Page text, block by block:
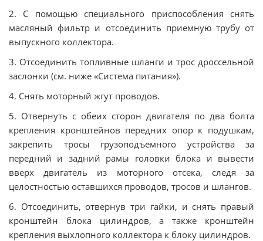
2. С помощью специального приспособления снять
масляный фильтр и отсоединить приемную трубу от
выпускного коллектора.
3. Отсоединить топливные шланги и трос дроссельной
заслонки (см. ниже «Система питания»).
4. Снять моторный жгут проводов.
5. Отвернуть с обеих сторон двигателя по два болта
крепления кронштейнов передних опор к подушкам,
закрепить тросы грузоподъемного устройства за
передний и задний рамы головки блока и вывести
вверх двигатель из моторного отсека, следя за
целостностью оставшихся проводов, тросов и шлангов.
6. Отсоединить, отвернув три гайки, и снять правый
кронштейн блока цилиндров, а также кронштейн
крепления выхлопного коллектора к блоку цилиндров.